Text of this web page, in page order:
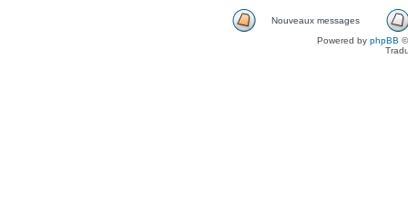
Nouveaux messages
Powered by phpBB